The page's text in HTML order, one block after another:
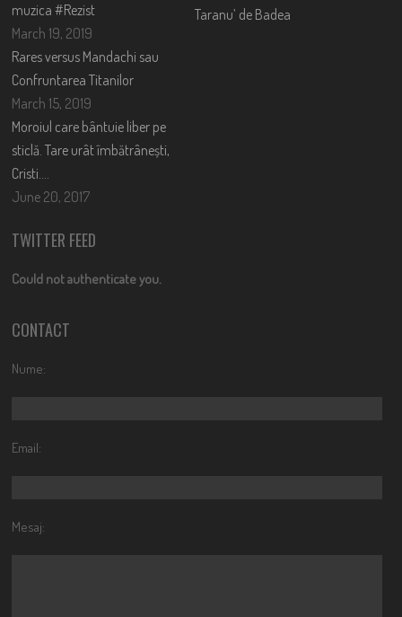
muzica #Rezist
March 19, 2019
Rares versus Mandachi sau
Confruntarea Titanilor
March 15, 2019
Moroiul care bântuie liber pe
sticlă. Tare urât îmbătrânești,
Cristi….
June 20, 2017
Taranu’ de Badea
TWITTER FEED
Could not authenticate you.
CONTACT
Nume:
Email:
Mesaj: